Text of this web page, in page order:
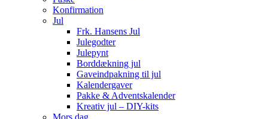
Konfirmation
Jul
Frk. Hansens Jul
Julegodter
Julepynt
Borddækning jul
Gaveindpakning til jul
Kalendergaver
Pakke & Adventskalender
Kreativ jul – DIY-kits